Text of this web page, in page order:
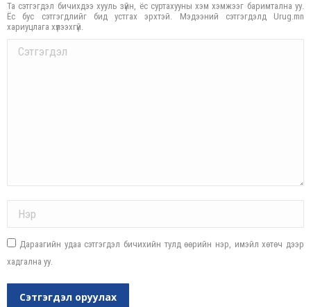
Та сэтгэгдэл бичихдээ хууль зүйн, ёс суртахууны хэм хэмжээг баримтална уу.
Ёс бус сэтгэгдлийг бид устгах эрхтэй. Мэдээний сэтгэгдэлд Urug.mn
хариуцлага хүлээхгүй.
Comment
Дараагийн удаа сэтгэгдэл бичихийн тулд өөрийн нэр, имэйл хөтөч дээр
хадгална уу.
Сэтгэгдэл оруулах